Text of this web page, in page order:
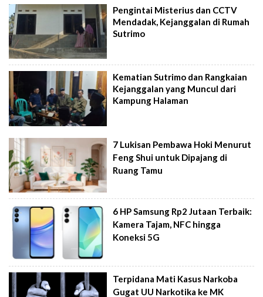
Pengintai Misterius dan CCTV
Mendadak, Kejanggalan di Rumah
Sutrimo
Kematian Sutrimo dan Rangkaian
Kejanggalan yang Muncul dari
Kampung Halaman
7 Lukisan Pembawa Hoki Menurut
Feng Shui untuk Dipajang di
Ruang Tamu
6 HP Samsung Rp2 Jutaan Terbaik:
Kamera Tajam, NFC hingga
Koneksi 5G
Terpidana Mati Kasus Narkoba
Gugat UU Narkotika ke MK